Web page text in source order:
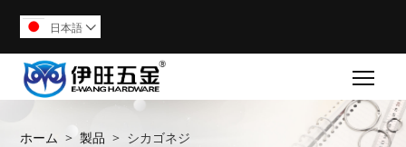
日本語 
ホーム > 製品 > シカゴネジ